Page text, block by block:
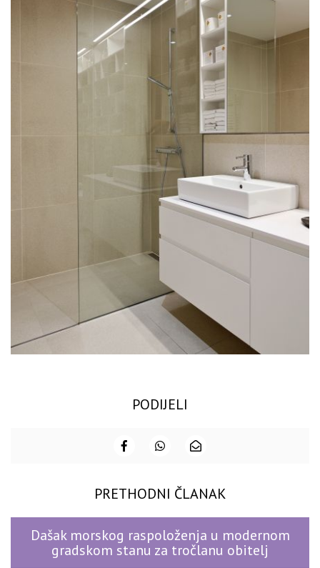
PODIJELI
PRETHODNI ČLANAK
Dašak morskog raspoloženja u modernom
gradskom stanu za tročlanu obitelj